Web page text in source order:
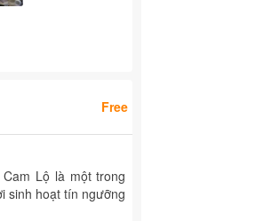
Free
Lộ là một trong
sinh hoạt tín ngưỡng